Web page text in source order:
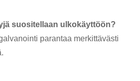
suositellaan ulkokäyttöön?
parantaa merkittävästi